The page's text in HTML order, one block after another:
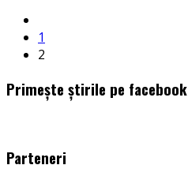
1
2
Primește știrile pe facebook
Parteneri